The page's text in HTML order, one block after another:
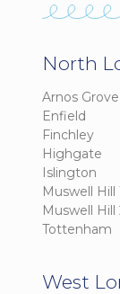
North
Arnos Grove
Enfield
Finchley
Highgate
Islington
Muswell Hill
Muswell Hill
Tottenham
West